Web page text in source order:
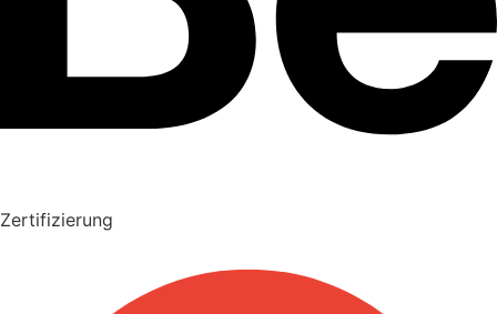
Zertifizierung